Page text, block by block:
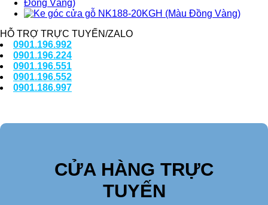
HỖ TRỢ TRỰC TUYẾN/ZALO
0901.196.992
0901.196.224
0901.196.551
0901.196.552
0901.186.997
CỬA HÀNG TRỰC
TUYẾN